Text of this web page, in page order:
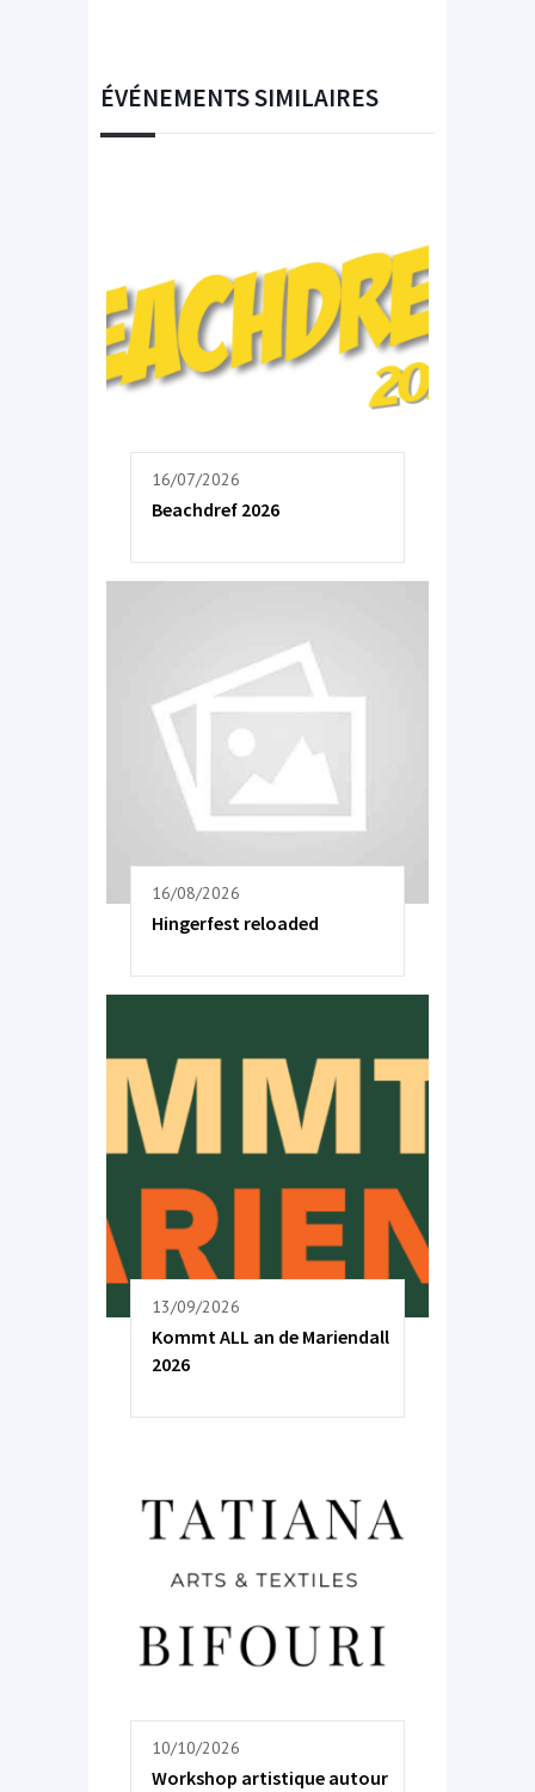
ÉVÉNEMENTS SIMILAIRES
16/07/2026
Beachdref 2026
16/08/2026
Hingerfest reloaded
13/09/2026
Kommt ALL an de Mariendall
2026
10/10/2026
Workshop artistique autour